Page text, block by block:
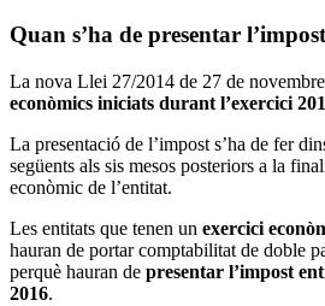
Quan s’ha de presentar
La nova Llei 27/2014 de 27 de
econòmics iniciats durant l’exercici
La presentació de l’impost s’ha de fer
següents als sis mesos posteriors a la
econòmic de l’entitat.
Les entitats que tenen un exercici
hauran de portar comptabilitat de doble
perquè hauran de presentar l’impost
2016.